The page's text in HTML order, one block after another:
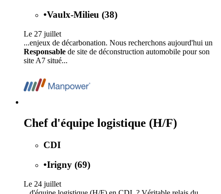
•Vaulx-Milieu (38)
Le 27 juillet
...enjeux de décarbonation. Nous recherchons aujourd'hui un
Responsable de site de déconstruction automobile pour son
site A7 situé...
Chef d'équipe logistique (H/F)
CDI
•Irigny (69)
Le 24 juillet